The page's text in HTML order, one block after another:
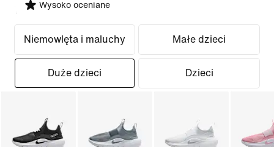
Wysoko oceniane
Wybierz krój
Niemowlęta i maluchy Małe dzieci
Duże dzieci Dzieci